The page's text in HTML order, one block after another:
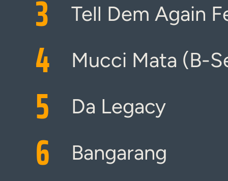
3 Tell Dem Again
4 Mucci Mata (B-
5 Da Legacy
6 Bangarang